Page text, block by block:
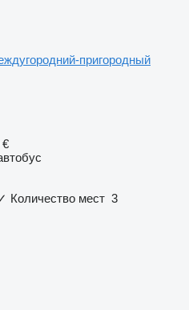
пригородный
€
Количество мест 3